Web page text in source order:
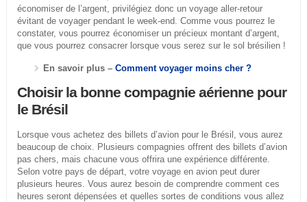
économiser de l’argent, privilégiez donc un voyage aller-retour
évitant de voyager pendant le week-end. Comme vous pourrez le
constater, vous pourrez économiser un précieux montant d’argent,
que vous pourrez consacrer lorsque vous serez sur le sol brésilien !
En savoir plus – Comment voyager moins cher ?
Choisir la bonne compagnie aérienne pour
le Brésil
Lorsque vous achetez des billets d’avion pour le Brésil, vous aurez
beaucoup de choix. Plusieurs compagnies offrent des billets d’avion
pas chers, mais chacune vous offrira une expérience différente.
Selon votre pays de départ, votre voyage en avion peut durer
plusieurs heures. Vous aurez besoin de comprendre comment ces
heures seront dépensées et quelles sortes de conditions vous allez